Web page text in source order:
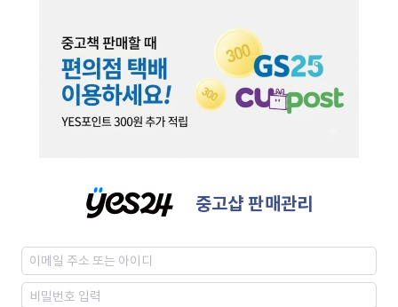
중고샵 판매관리